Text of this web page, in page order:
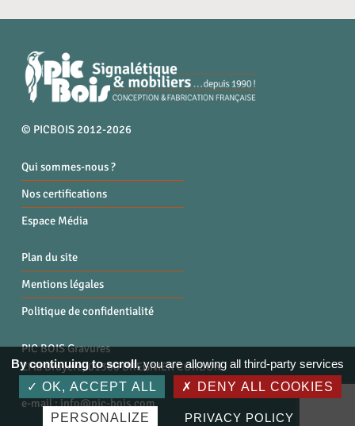
© PICBOIS 2012-2026
Qui sommes-nous ?
Nos certifications
Espace Média
Plan du site
Mentions légales
Politique de confidentialité
PIC BOIS Gravures
ZI la Bruyère, 01300 BREGNIER CORDON
Tél. : 04 79 87 96 40
e-mail :info@pic-bois.com
By continuing to scroll,you are allowing all third-party services
OK, ACCEPT ALL
DENY ALL COOKIES
PERSONALIZE PRIVACY POLICY